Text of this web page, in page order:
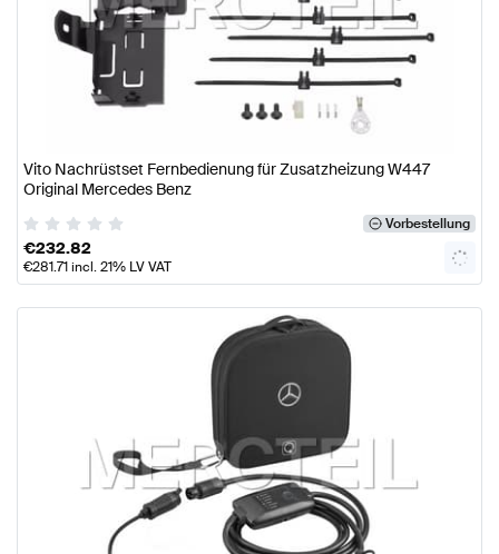
Vito Nachrüstset Fernbedienung für Zusatzheizung W447
Original Mercedes Benz
Vorbestellung
€232.82
€281.71incl. 21% LV VAT